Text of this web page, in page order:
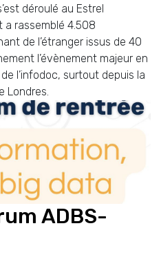
déroulé au Estrel
a rassemblé 4.508
de l’étranger issus de 40
l’évènement majeur en
l’infodoc, surtout depuis la
Londres.
ADBS-